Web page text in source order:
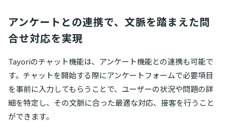
アンケートとの連携で、文脈を踏まえた問
合せ対応を実現
Tayoriのチャット機能は、アンケート機能との連携も可能で
す。チャットを開始する際にアンケートフォームで必要項目
を事前に入力してもらうことで、ユーザーの状況や問題の詳
細を特定し、その文脈に合った最適な対応、接客を行うこと
ができます。